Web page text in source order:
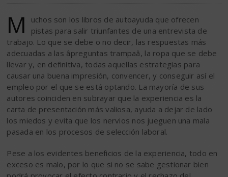
M
uchos son los libros de autoayuda que ofrecen
pistas para salir triunfantes de una entrevista de
trabajo. Lo que se debe o no decir, las respuestas más
adecuadas a las âpreguntas trampaâ, la ropa que se debe
llevar y, en definitiva, todas aquellas estrategias para
causar una buena impresión, convencer, y conseguir así el
empleo por el que se está optando. La mayoría de sus
autores coinciden en subrayar que la experiencia es la
carta de presentación más valiosa, ayuda a dejar de lado
los miedos y evita que los nervios nos jueguen una mala
pasada en los procesos de selección laboral.
Pese a los evidentes beneficios de la experiencia, todo en
exceso es malo, por lo que si no se sabe gestionar bien